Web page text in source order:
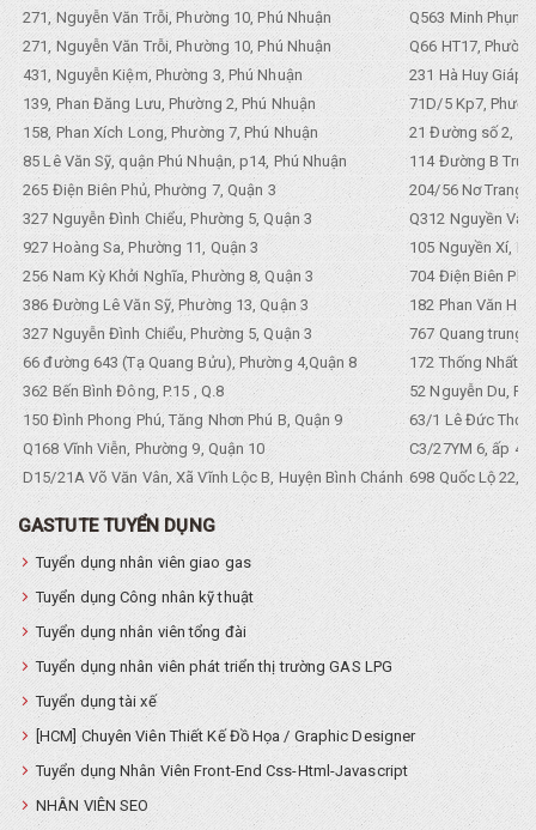
271, Nguyễn Văn Trỗi, Phường 10, Phú Nhuận
Q563 Minh
271, Nguyễn Văn Trỗi, Phường 10, Phú Nhuận
Q66 HT17,
431, Nguyễn Kiệm, Phường 3, Phú Nhuận
231 Hà Huy Giáp,
139, Phan Đăng Lưu, Phường 2, Phú Nhuận
71D/5 Kp7,
158, Phan Xích Long, Phường 7, Phú Nhuận
21 Đường số 2,
85 Lê Văn Sỹ, quận Phú Nhuận, p14, Phú Nhuận
114 Đường B
265 Điện Biên Phủ, Phường 7, Quận 3
204/56 Nơ Trang
327 Nguyễn Đình Chiểu, Phường 5, Quận 3
Q312 Nguyền
927 Hoàng Sa, Phường 11, Quận 3
105 Nguyền Xí,
256 Nam Kỳ Khởi Nghĩa, Phường 8, Quận 3
704 Điện Biên
386 Đường Lê Văn Sỹ, Phường 13, Quận 3
182 Phan Văn
327 Nguyễn Đình Chiểu, Phường 5, Quận 3
767 Quang trung,
66 đường 643 (Tạ Quang Bửu), Phường 4,Quận 8
172 Thống Nhất.
362 Bến Bình Đông, P.15 , Q.8
52 Nguyễn Du,
150 Đình Phong Phú, Tăng Nhơn Phú B, Quận 9
63/1 Lê Đức Thọ,
Q168 Vĩnh Viễn, Phường 9, Quận 10
C3/27YM 6, ấp 4,
D15/21A Võ Văn Vân, Xã Vĩnh Lộc B, Huyện Bình Chánh 698 Quốc Lộ 22,
GASTUTE TUYỂN DỤNG
Tuyển dụng nhân viên giao gas
Tuyển dụng Công nhân kỹ thuật
Tuyển dụng nhân viên tổng đài
Tuyển dụng nhân viên phát triển thị trường GAS LPG
Tuyển dụng tài xế
[HCM] Chuyên Viên Thiết Kế Đồ Họa / Graphic Designer
Tuyển dụng Nhân Viên Front-End Css-Html-Javascript
NHÂN VIÊN SEO